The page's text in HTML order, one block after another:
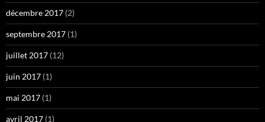
décembre 2017 (2)
septembre 2017 (1)
juillet 2017 (12)
juin 2017 (1)
mai 2017 (1)
avril 2017 (1)